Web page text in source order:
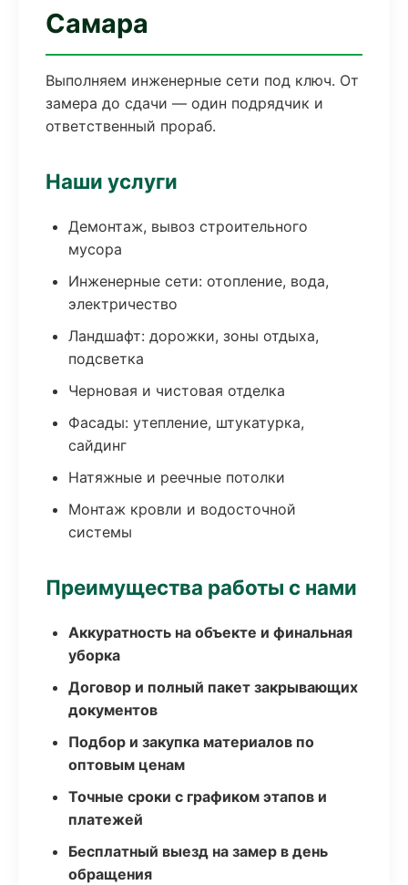
Самара
Выполняем инженерные сети под ключ. От
замера до сдачи — один подрядчик и
ответственный прораб.
Наши услуги
Демонтаж, вывоз строительного
мусора
Инженерные сети: отопление, вода,
электричество
Ландшафт: дорожки, зоны отдыха,
подсветка
Черновая и чистовая отделка
Фасады: утепление, штукатурка,
сайдинг
Натяжные и реечные потолки
Монтаж кровли и водосточной
системы
Преимущества работы с нами
Аккуратность на объекте и финальная
уборка
Договор и полный пакет закрывающих
документов
Подбор и закупка материалов по
оптовым ценам
Точные сроки с графиком этапов и
платежей
Бесплатный выезд на замер в день
обращения